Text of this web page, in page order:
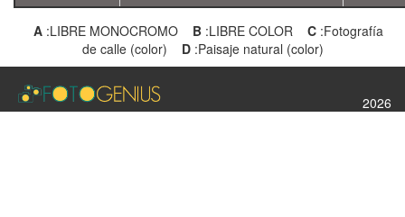
A:LIBRE MONOCROMO B:LIBRE COLOR C:Fotografía
de calle (color) D:Paisaje natural (color)
2026